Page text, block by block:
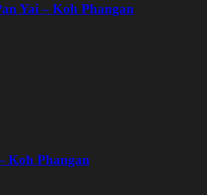
Yai – Koh Phangan
Koh Phangan